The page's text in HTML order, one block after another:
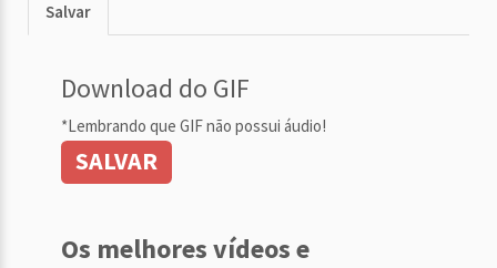
Salvar
Download do GIF
*Lembrando que GIF não possui áudio!
SALVAR
Os melhores vídeos e